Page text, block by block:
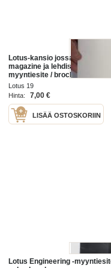
Lotus-kansio jossa Highland
magazine ja lehdistötiedotteita
myyntiesite / brochure
Lotus 19
Hinta:
7,00 €
LISÄÄ OSTOSKORIIN
Lotus Engineering -